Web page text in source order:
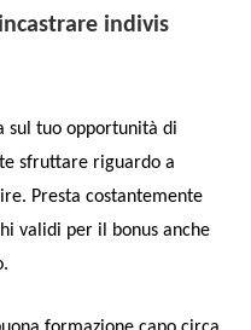
indivis
sul tuo opportunità di
sfruttare riguardo a
Presta costantemente
validi per il bonus anche